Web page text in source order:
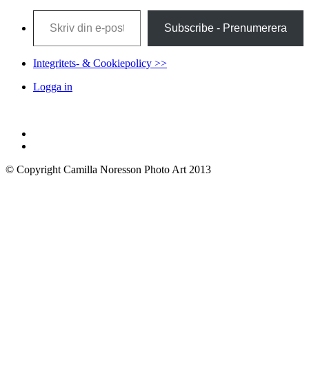
Skriv din e-post …
Subscribe - Prenumerera
Integritets- & Cookiepolicy >>
Logga in
© Copyright Camilla Noresson Photo Art 2013